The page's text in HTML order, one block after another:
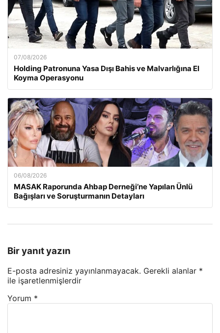
07/08/2026
Holding Patronuna Yasa Dışı Bahis ve Malvarlığına El
Koyma Operasyonu
06/08/2026
MASAK Raporunda Ahbap Derneği’ne Yapılan Ünlü
Bağışları ve Soruşturmanın Detayları
Bir yanıt yazın
E-posta adresiniz yayınlanmayacak. Gerekli alanlar *
ile işaretlenmişlerdir
Yorum *